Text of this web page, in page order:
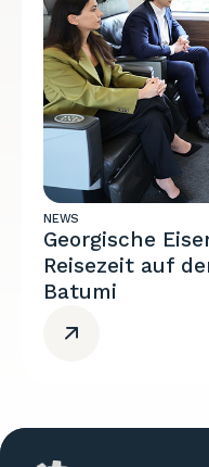
NEWS
Georgische
Reisezeit auf
Batumi